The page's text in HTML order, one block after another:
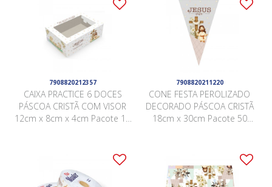
7908820212357
CAIXA PRACTICE 6 DOCES
PÁSCOA CRISTÃ COM VISOR
12cm x 8cm x 4cm Pacote 10
7908820211220
CONE FESTA PEROLIZADO
DECORADO PÁSCOA CRISTÃ
18cm x 30cm Pacote 50